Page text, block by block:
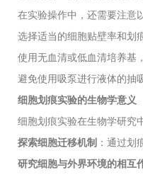
在实验操作中，还需要注意
选择适当的细胞贴壁率和划
使用无血清或低血清培养基
避免使用吸泵进行液体的抽
细胞划痕实验的生物学意义
细胞划痕实验在生物学研究
探索细胞迁移机制 ：通过
研究细胞与外界环境的相互